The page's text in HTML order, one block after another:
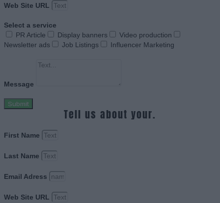
Web Site URL
Select a service
PR Article
Display banners
Video production
Newsletter ads
Job Listings Influencer Marketing
Message
Submit
Tell us about your.
First Name
Last Name
Email Adress
Web Site URL